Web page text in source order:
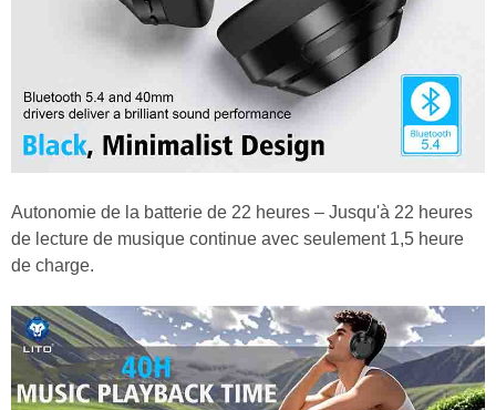
Autonomie de la batterie de 22 heures – Jusqu'à 22 heures
de lecture de musique continue avec seulement 1,5 heure
de charge.